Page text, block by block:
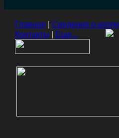
Главная Сведения о
Контакты
Еще...